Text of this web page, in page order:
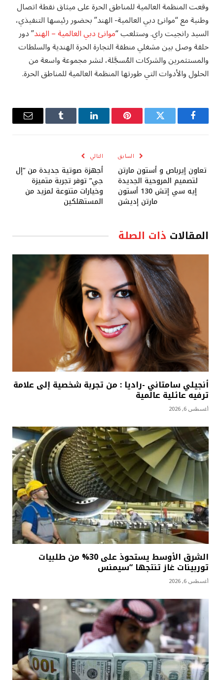
وقعت المنظمة العالمية للمناطق الحرة على ميثاق نقطة اتصال
وطنية مع “موانئ دبي العالمية- الهند” بحضور رئيسها التنفيذي،
السيد رانجيت راي. وستلعب “موانئ دبي العالمية – الهند” دور
حلقة وصل بين مشغلي منطقة التجارة الحرة الهندية والسلطات
والمستثمرين والشركات المُسجَّلة، لنشر مجموعة واسعة من
الحلول والأدوات التي طورتها المنظمة العالمية للمناطق الحرة.
فيسبوك تويتر بينتيريستلينكدإن Tumblr
البريد
السابق
تعاون إيرباص و أستون مارتن
لتصميم المروحية الجديدة
إيه سي إتش 130 أستون
مارتن إديشن
التالي
أجهزة صوتية جديدة من “إل
جي” توفر تجربة متميزة
وخيارات متنوعة لمزيد من
المستهلكين‎
المقالات ذات الصلة
أنجيلي سامتاني -راديا : من تجربة شخصية إلى علامة
ترفيه عائلية عالمية
أغسطس 6, 2026
الشرق الأوسط يستحوذ على 30% من طلبيات
توربينات غاز تنتجها “سيمنس
أغسطس 6, 2026